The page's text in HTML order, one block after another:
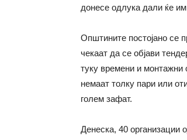
донесе одлука дали ќе
Општините постојано се
чекаат да се објави
туку времени и монтажни
немаат толку пари или
голем зафат.
Денеска, 40 организации